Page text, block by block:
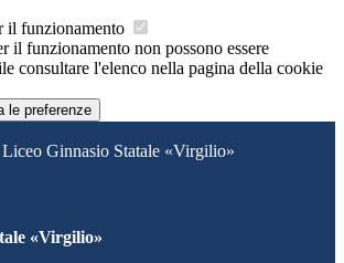
il funzionamento
il funzionamento non possono essere
consultare l'elenco nella pagina della cookie
le preferenze
Liceo Ginnasio Statale «Virgilio»
«Virgilio»